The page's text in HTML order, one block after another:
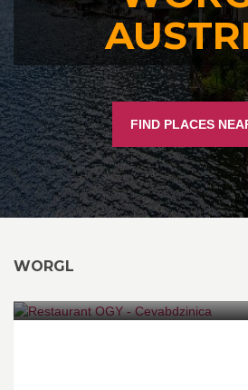
FIND PLACES
WORGL